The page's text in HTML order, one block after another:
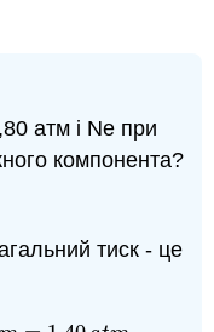
атм і Ne при
компонента?
тиск - це